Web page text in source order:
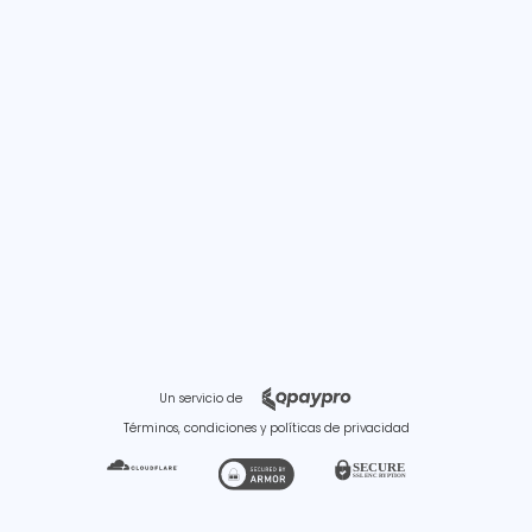
Un servicio de
Términos, condiciones y políticas de privacidad